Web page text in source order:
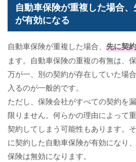
自動車保険が重複した場合
が有効になる
自動車保険が重複した場合、 先に契
ます。自動車保険の重複の有無は、
万が一、別の契約が存在していた場
入るのが一般的です。
ただし、保険会社がすべての契約を
限りません。何らかの理由によって
契約してしまう可能性もあります。
に契約した自動車保険が有効になり
保険は無効になります。